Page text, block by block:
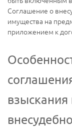
Соглашение о
имущества на
приложением к
взыскания